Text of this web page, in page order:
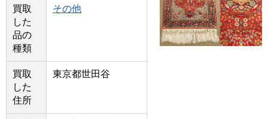
買取
した
品の
種類
その他
買取
した
住所
東京都世田谷